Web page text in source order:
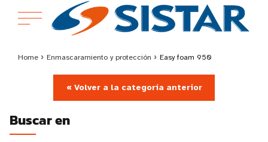
Home › Enmascaramiento y protección › Easy foam 950
« Volver a la categoría anterior
Buscar en